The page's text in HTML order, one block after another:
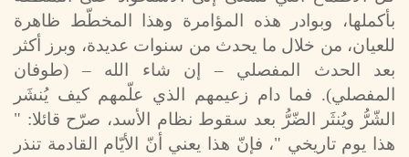
بأكملها، وبوادر هذه المؤامرة وهذا المخطّط ظاهرة
للعيان، من خلال ما يحدث من سنوات عديدة، وبرز أكثر
بعد الحدث المفصلي – إن شاء الله – (طوفان
المفصلي). فما دام زعيمهم الذي علّمهم كيف يُنشَر
الشّرُّ ويُنثَر الضّرُّ بعد سقوط نظام الأسد، صرّح قائلا: "
هذا يوم تاريخي "، فإنّ هذا يعني أنّ الأيّام القادمة تنذر